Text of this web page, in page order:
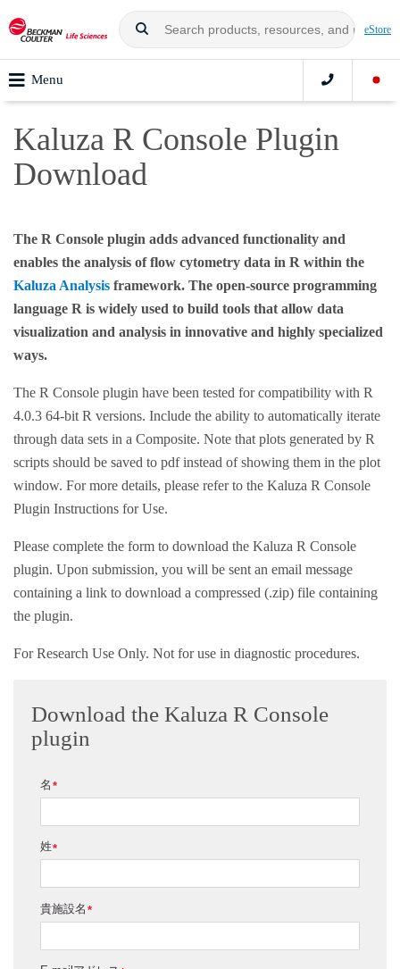
eStore
Menu
Kaluza R Console Plugin
Download
The R Console plugin adds advanced functionality and
enables the analysis of flow cytometry data in R within the
Kaluza Analysis framework. The open-source programming
language R is widely used to build tools that allow data
visualization and analysis in innovative and highly specialized
ways.
The R Console plugin have been tested for compatibility with R
4.0.3 64-bit R versions. Include the ability to automatically iterate
through data sets in a Composite. Note that plots generated by R
scripts should be saved to pdf instead of showing them in the plot
window. For more details, please refer to the Kaluza R Console
Plugin Instructions for Use.
Please complete the form to download the Kaluza R Console
plugin. Upon submission, you will be sent an email message
containing a link to download a compressed (.zip) file containing
the plugin.
For Research Use Only. Not for use in diagnostic procedures.
Download the Kaluza R Console
plugin
*
名
*
姓
*
貴施設名